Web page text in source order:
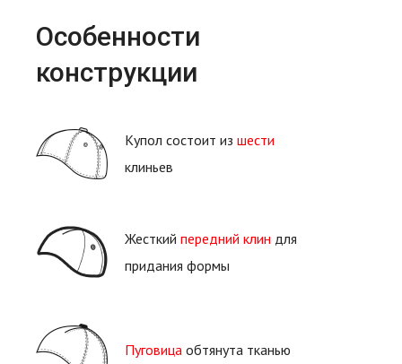
Особенности
конструкции
Купол состоит из шести
клиньев
Жесткий передний клин для
придания формы
Пуговица обтянута тканью